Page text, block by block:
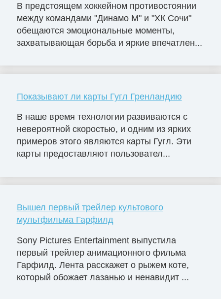
В предстоящем хоккейном противостоянии
между командами "Динамо М" и "ХК Сочи"
обещаются эмоциональные моменты,
захватывающая борьба и яркие впечатлен...
Показывают ли карты Гугл Гренландию
В наше время технологии развиваются с
невероятной скоростью, и одним из ярких
примеров этого являются карты Гугл. Эти
карты предоставляют пользовател...
Вышел первый трейлер культового
мультфильма Гарфилд
Sony Pictures Entertainment выпустила
первый трейлер анимационного фильма
Гарфилд. Лента расскажет о рыжем коте,
который обожает лазанью и ненавидит ...